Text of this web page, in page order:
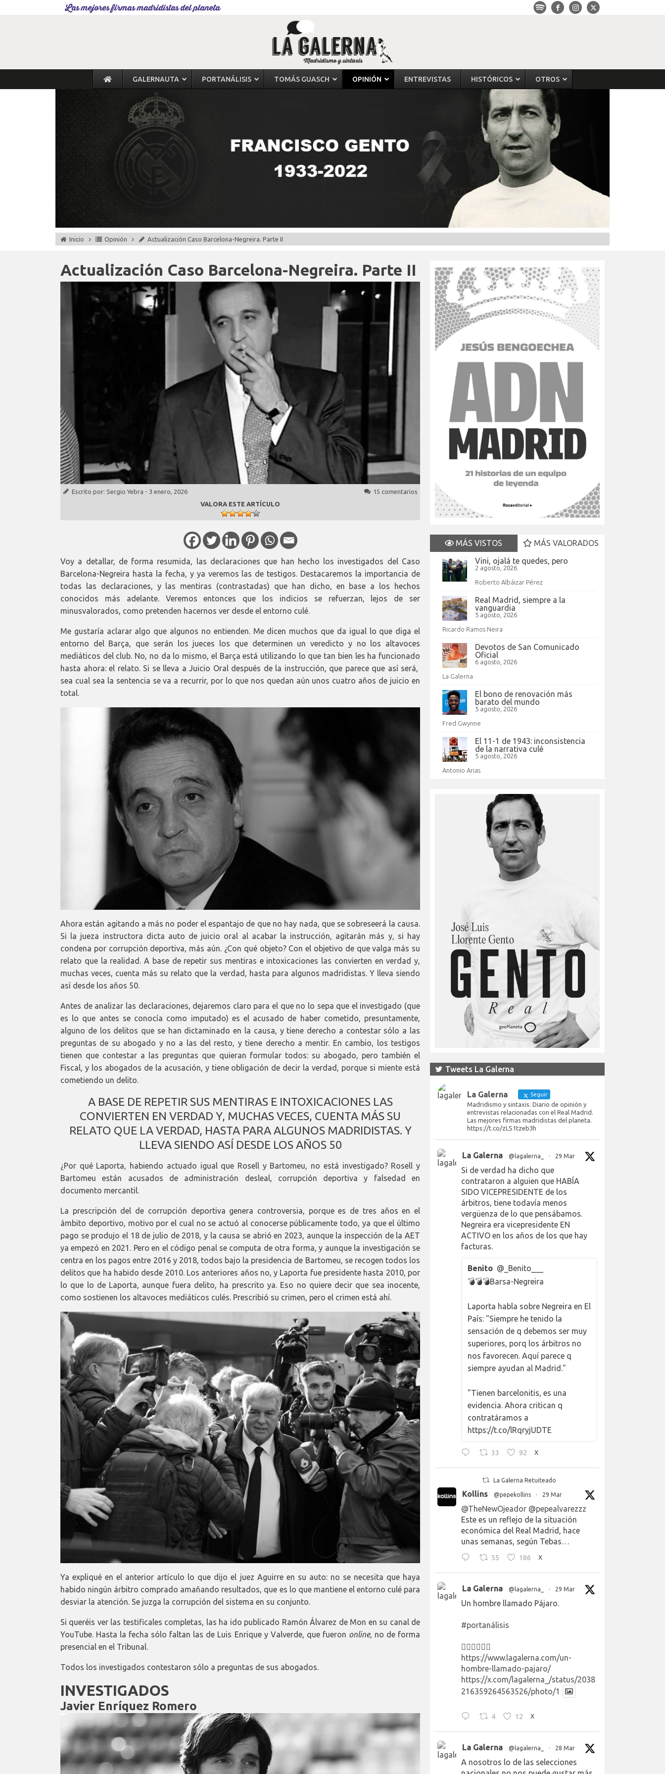
Las mejores firmas madridistas del planeta
GALERNAUTA PORTANÁLISIS TOMÁS GUASCH OPINIÓN ENTREVISTAS HISTÓRICOS OTROS
Inicio Opinión Actualización Caso Barcelona-Negreira. Parte II
Actualización Caso Barcelona-Negreira. Parte II
Escrito por: Sergio Yebra - 3 enero, 2026
15 comentarios
VALORA ESTE ARTÍCULO
Voy a detallar, de forma resumida, las declaraciones que han hecho los investigados del Caso
Barcelona-Negreira hasta la fecha, y ya veremos las de testigos. Destacaremos la importancia de
todas las declaraciones, y las mentiras (contrastadas) que han dicho, en base a los hechos
conocidos más adelante. Veremos entonces que los indicios se refuerzan, lejos de ser
minusvalorados, como pretenden hacernos ver desde el entorno culé.
Me gustaría aclarar algo que algunos no entienden. Me dicen muchos que da igual lo que diga el
entorno del Barça, que serán los jueces los que determinen un veredicto y no los altavoces
mediáticos del club. No, no da lo mismo, el Barça está utilizando lo que tan bien les ha funcionado
hasta ahora: el relato. Si se lleva a Juicio Oral después de la instrucción, que parece que así será,
sea cual sea la sentencia se va a recurrir, por lo que nos quedan aún unos cuatro años de juicio en
total.
Ahora están agitando a más no poder el espantajo de que no hay nada, que se sobreseerá la causa.
Si la jueza instructora dicta auto de juicio oral al acabar la instrucción, agitarán más y, si hay
condena por corrupción deportiva, más aún. ¿Con qué objeto? Con el objetivo de que valga más su
relato que la realidad. A base de repetir sus mentiras e intoxicaciones las convierten en verdad y,
muchas veces, cuenta más su relato que la verdad, hasta para algunos madridistas. Y lleva siendo
así desde los años 50.
Antes de analizar las declaraciones, dejaremos claro para el que no lo sepa que el investigado (que
es lo que antes se conocía como imputado) es el acusado de haber cometido, presuntamente,
alguno de los delitos que se han dictaminado en la causa, y tiene derecho a contestar sólo a las
preguntas de su abogado y no a las del resto, y tiene derecho a mentir. En cambio, los testigos
tienen que contestar a las preguntas que quieran formular todos: su abogado, pero también el
Fiscal, y los abogados de la acusación, y tiene obligación de decir la verdad, porque si miente está
cometiendo un delito.
A BASE DE REPETIR SUS MENTIRAS E INTOXICACIONES LAS
CONVIERTEN EN VERDAD Y, MUCHAS VECES, CUENTA MÁS SU
RELATO QUE LA VERDAD, HASTA PARA ALGUNOS MADRIDISTAS. Y
LLEVA SIENDO ASÍ DESDE LOS AÑOS 50
¿Por qué Laporta, habiendo actuado igual que Rosell y Bartomeu, no está investigado? Rosell y
Bartomeu están acusados de administración desleal, corrupción deportiva y falsedad en
documento mercantil.
La prescripción del de corrupción deportiva genera controversia, porque es de tres años en el
ámbito deportivo, motivo por el cual no se actuó al conocerse públicamente todo, ya que el último
pago se produjo el 18 de julio de 2018, y la causa se abrió en 2023, aunque la inspección de la AET
ya empezó en 2021. Pero en el código penal se computa de otra forma, y aunque la investigación se
centra en los pagos entre 2016 y 2018, todos bajo la presidencia de Bartomeu, se recogen todos los
delitos que ha habido desde 2010. Los anteriores años no, y Laporta fue presidente hasta 2010, por
lo que lo de Laporta, aunque fuera delito, ha prescrito ya. Eso no quiere decir que sea inocente,
como sostienen los altavoces mediáticos culés. Prescribió su crimen, pero el crimen está ahí.
Ya expliqué en el anterior artículo lo que dijo el juez Aguirre en su auto: no se necesita que haya
habido ningún árbitro comprado amañando resultados, que es lo que mantiene el entorno culé para
desviar la atención. Se juzga la corrupción del sistema en su conjunto.
Si queréis ver las testificales completas, las ha ido publicado Ramón Álvarez de Mon en su canal de
YouTube. Hasta la fecha sólo faltan las de Luis Enrique y Valverde, que fueron online, no de forma
presencial en el Tribunal.
Todos los investigados contestaron sólo a preguntas de sus abogados.
INVESTIGADOS
Javier Enríquez Romero
MÁS VISTOS
MÁS VALORADOS
Vini, ojalá te quedes, pero
2 agosto, 2026
Roberto Albáizar Pérez
Real Madrid, siempre a la
vanguardia
5 agosto, 2026
Ricardo Ramos Neira
Devotos de San Comunicado
Oficial
6 agosto, 2026
La Galerna
El bono de renovación más
barato del mundo
5 agosto, 2026
Fred Gwynne
El 11-1 de 1943: inconsistencia
de la narrativa culé
5 agosto, 2026
Antonio Arias
Tweets La Galerna
La Galerna Seguir
Madridismo y sintaxis. Diario de opinión y
entrevistas relacionadas con el Real Madrid.
Las mejores firmas madridistas del planeta.
https://t.co/zLS1tzeb3h
La Galerna @lagalerna_ · 29 Mar
Si de verdad ha dicho que
contrataron a alguien que HABÍA
SIDO VICEPRESIDENTE de los
árbitros, tiene todavía menos
vergüenza de lo que pensábamos.
Negreira era vicepresidente EN
ACTIVO en los años de los que hay
facturas.
Benito @_Benito___
💣💣💣Barsa-Negreira
Laporta habla sobre Negreira en El
País: "Siempre he tenido la
sensación de q debemos ser muy
superiores, porq los árbitros no
nos favorecen. Aquí parece q
siempre ayudan al Madrid."
"Tienen barcelonitis, es una
evidencia. Ahora critican q
contratáramos a
https://t.co/lRqryjUDTE
33 92 X
La Galerna Retuiteado
Kollins @pepekollins · 29 Mar
@TheNewOjeador @pepealvarezzz
Este es un reflejo de la situación
económica del Real Madrid, hace
unas semanas, según Tebas…
55 186 X
La Galerna @lagalerna_ · 29 Mar
Un hombre llamado Pájaro.
#portanálisis
👉🏻👉🏻👉🏻
https://www.lagalerna.com/un-
hombre-llamado-pajaro/
https://x.com/lagalerna_/status/2038
216359264563526/photo/1
4 12 X
La Galerna @lagalerna_ · 28 Mar
A nosotros lo de las selecciones